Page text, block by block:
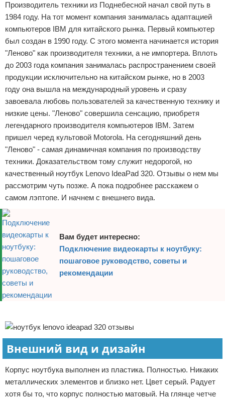
Производитель техники из Поднебесной начал свой путь в
1984 году. На тот момент компания занималась адаптацией
компьютеров IBM для китайского рынка. Первый компьютер
был создан в 1990 году. С этого момента начинается история
"Леново" как производителя техники, а не импортера. Вплоть
до 2003 года компания занималась распространением своей
продукции исключительно на китайском рынке, но в 2003
году она вышла на международный уровень и сразу
завоевала любовь пользователей за качественную технику и
низкие цены. "Леново" совершила сенсацию, приобретя
легендарного производителя компьютеров IBM. Затем
пришел черед культовой Motorola. На сегодняшний день
"Леново" - самая динамичная компания по производству
техники. Доказательством тому служит недорогой, но
качественный ноутбук Lenovo IdeaPad 320. Отзывы о нем мы
рассмотрим чуть позже. А пока подробнее расскажем о
самом лэптопе. И начнем с внешнего вида.
Вам будет интересно:
Подключение видеокарты к ноутбуку:
пошаговое руководство, советы и
рекомендации
Внешний вид и дизайн
Корпус ноутбука выполнен из пластика. Полностью. Никаких
металлических элементов и близко нет. Цвет серый. Радует
хотя бы то, что корпус полностью матовый. На глянце четче